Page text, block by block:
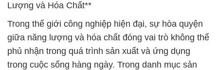
Lượng và Hóa Chất**
Trong thế giới công nghiệp hiện đại, sự hòa quyện
giữa năng lượng và hóa chất đóng vai trò không thể
phủ nhận trong quá trình sản xuất và ứng dụng
trong cuộc sống hàng ngày. Trong danh mục sản